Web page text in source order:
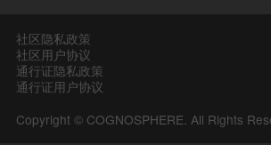
社区隐私政策
社区用户协议
通行证隐私政策
通行证用户协议
Copyright © COGNOSPHERE. All Rights